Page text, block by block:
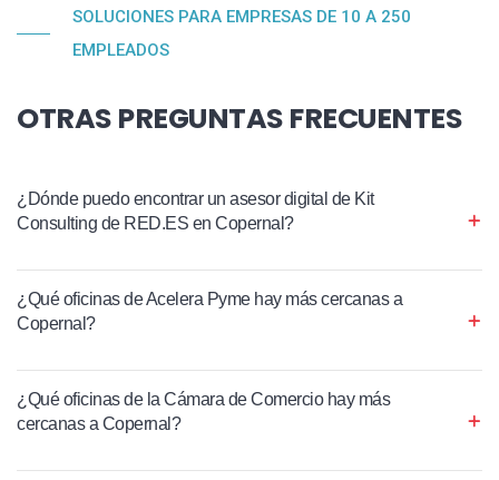
SOLUCIONES PARA EMPRESAS DE 10 A 250
EMPLEADOS
OTRAS PREGUNTAS FRECUENTES
¿Dónde puedo encontrar un asesor digital de Kit
Consulting de RED.ES en Copernal?
¿Qué oficinas de Acelera Pyme hay más cercanas a
Copernal?
¿Qué oficinas de la Cámara de Comercio hay más
cercanas a Copernal?